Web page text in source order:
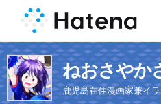
ねおさやか
鹿児島在住漫画家兼イ